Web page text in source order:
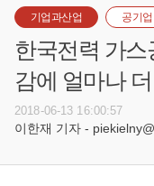
기업과산업 공기업
한국전력 가스
감에 얼마나
2018-06-13 16:00:57
이한재 기자 -